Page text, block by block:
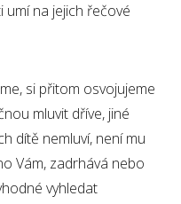
na jejich řečové
si přitom osvojujeme
mluvit dříve, jiné
dítě nemluví, není mu
Vám, zadrhává nebo
vyhledat